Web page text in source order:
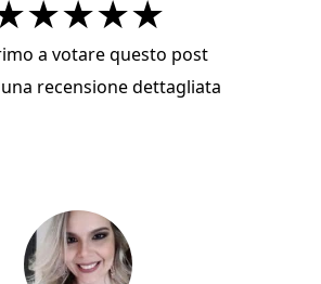
★★★★
a votare questo post
recensione dettagliata